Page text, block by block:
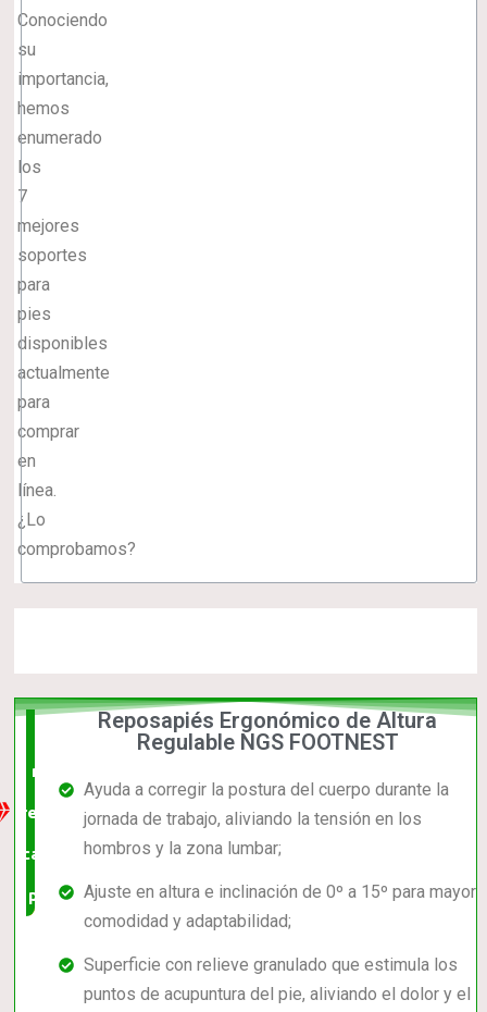
Conociendo
su
importancia,
hemos
enumerado
los
7
mejores
soportes
para
pies
disponibles
actualmente
para
comprar
en
línea.
¿Lo
comprobamos?
mejor
relación
calidad-
precio
Reposapiés Ergonómico de Altura
Regulable NGS FOOTNEST
Ayuda a corregir la postura del cuerpo durante la
jornada de trabajo, aliviando la tensión en los
hombros y la zona lumbar;
Ajuste en altura e inclinación de 0º a 15º para mayor
comodidad y adaptabilidad;
Superficie con relieve granulado que estimula los
puntos de acupuntura del pie, aliviando el dolor y el